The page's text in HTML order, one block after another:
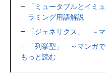
「ミュータブルとイ
ラミング用語解説
「ジェネリクス」 ～
「列挙型」 ～マンガ
もっと読む